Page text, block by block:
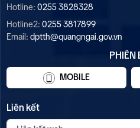
Hotline: 0255 3828328
Hotline2: 0255 3817899
Email: dptth@quangngai.gov.vn
PHIÊN
MOBILE
Liên kết